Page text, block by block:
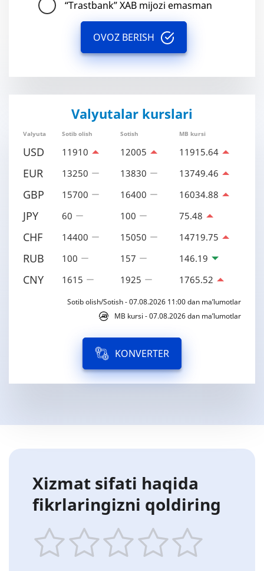
“Trastbank” XAB mijozi emasman
OVOZ BERISH
Valyutalar kurslari
Valyuta Sotib olish Sotish MB kursi
USD 11910 12005 11915.64
EUR 13250 13830 13749.46
GBP 15700 16400 16034.88
JPY 60 100 75.48
CHF 14400 15050 14719.75
RUB 100 157 146.19
CNY 1615 1925 1765.52
Sotib olish/Sotish - 07.08.2026 11:00 dan ma’lumotlar
MB kursi - 07.08.2026 dan ma’lumotlar
KONVERTER
Xizmat sifati haqida
fikrlaringizni qoldiring